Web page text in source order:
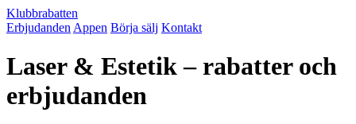
Klubbrabatten
Erbjudanden Appen Börja sälj Kontakt
Laser & Estetik – rabatter och
erbjudanden